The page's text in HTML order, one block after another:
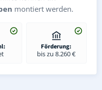
montiert werden.
Förderung:
bis zu 8.260 €